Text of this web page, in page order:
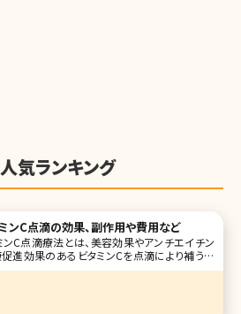
人気ランキング
ンC点滴の効果、副作用や費用など
C点滴療法とは、美容効果やアンチエイチン
促進効果のあるビタミンCを点滴により補う美
タミンCは体内で作り出すことができない栄養
い濃度の状態で補うと効果があるといわれてい
気になる高濃度